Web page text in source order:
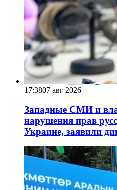
17:3807 авг 2026
Западные СМИ и
нарушения прав
Украине, заявили